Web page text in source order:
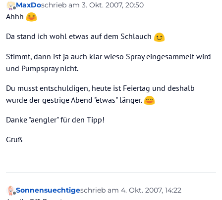
Offline
MaxDoschrieb am 3. Okt. 2007, 20:50
zuletzt editiert von
Ahhh
Da stand ich wohl etwas auf dem Schlauch
Stimmt, dann ist ja auch klar wieso Spray eingesammelt wird
und Pumpspray nicht.
Du musst entschuldigen, heute ist Feiertag und deshalb
wurde der gestrige Abend "etwas" länger.
Danke "aengler" für den Tipp!
Gruß
Offline
Sonnensuechtigeschrieb am 4. Okt. 2007, 14:22
zuletzt editiert von